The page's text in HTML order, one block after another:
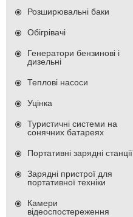
Розширювальні баки
Обігрівачі
Генератори бензинові і
дизельні
Теплові насоси
Уцінка
Туристичні системи на
сонячних батареях
Портативні зарядні станції
Зарядні пристрої для
портативної техніки
Камери
відеоспостереження